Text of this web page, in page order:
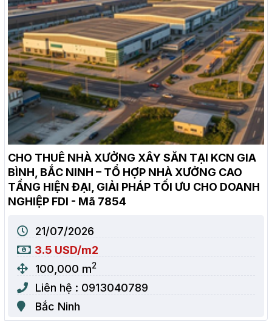
CHO THUÊ NHÀ XƯỞNG XÂY SẴN TẠI KCN GIA
BÌNH, BẮC NINH – TỔ HỢP NHÀ XƯỞNG CAO
TẦNG HIỆN ĐẠI, GIẢI PHÁP TỐI ƯU CHO DOANH
NGHIỆP FDI - Mã 7854
21/07/2026
3.5 USD/m2
100,000 m2
Liên hệ : 0913040789
Bắc Ninh